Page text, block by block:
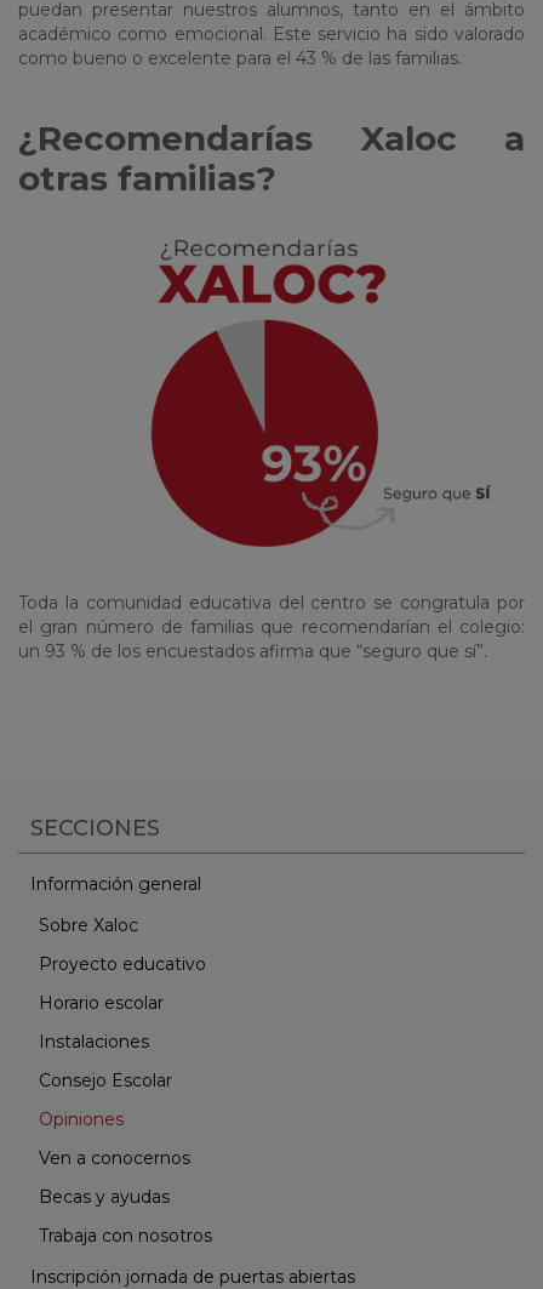
puedan presentar nuestros alumnos, tanto en el ámbito
académico como emocional. Este servicio ha sido valorado
como bueno o excelente para el 43 % de las familias.
¿Recomendarías Xaloc a
otras familias?
Toda la comunidad educativa del centro se congratula por
el gran número de familias que recomendarían el colegio:
un 93 % de los encuestados afirma que “seguro que sí”.
SECCIONES
Información general
Sobre Xaloc
Proyecto educativo
Horario escolar
Instalaciones
Consejo Escolar
Opiniones
Ven a conocernos
Becas y ayudas
Trabaja con nosotros
Inscripción jornada de puertas abiertas